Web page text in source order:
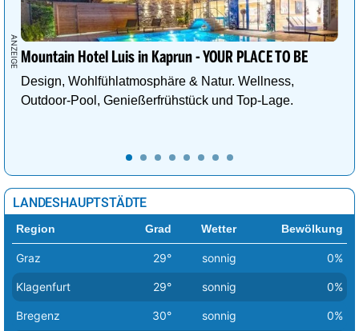
Mountain Hotel Luis in Kaprun - YOUR PLACE TO BE
Design, Wohlfühlatmosphäre & Natur. Wellness,
Outdoor-Pool, Genießerfrühstück und Top-Lage.
LANDESHAUPTSTÄDTE
Region Grad Wetter Bewölkung
Graz 29° sonnig 0%
Klagenfurt 29° sonnig 0%
Bregenz 30° sonnig 0%